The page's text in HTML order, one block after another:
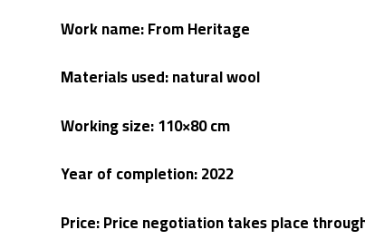
Work name: From Heritage
Materials used: natural wool
Working size: 110×80 cm
Year of completion: 2022
Price: Price negotiation takes place